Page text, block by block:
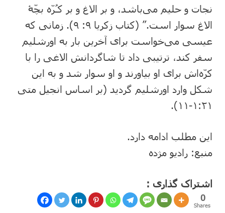
نجات و حلیم می‌باشد، و بر الاغ و بر کـُرّه بچّۀ
الاغ سوار است.” (کتاب زکریا ۹: ‏۹). زمانی که
عیسی می‌خواست برای آخرین بار به اورشلیم
سفر کند، ترتیبی داد تا شاگردانش الاغی را با
کرّه‌‌اش برای او بیاورند و او سوار شد و به این
شکل وارد اورشلیم گردید (بر اساس انجیل متی
۲۱:‏۱-‏۱۱).
این مطلب ادامه دارد.
منبع: رادیو مژده
اشتراک گذاری :
0
Shares